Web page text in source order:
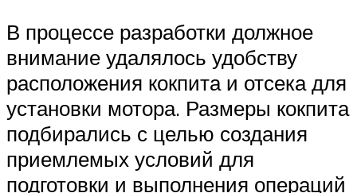
В процессе разработки должное
внимание удалялось удобству
расположения кокпита и отсека для
установки мотора. Размеры кокпита
подбирались с целью создания
приемлемых условий для
подготовки и выполнения операций